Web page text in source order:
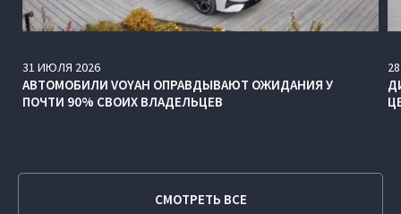
31 ИЮЛЯ 2026
АВТОМОБИЛИ VOYAH ОПРАВДЫВАЮТ ОЖИДАНИЯ У
ПОЧТИ 90% СВОИХ ВЛАДЕЛЬЦЕВ
28
СМОТРЕТЬ ВСЕ